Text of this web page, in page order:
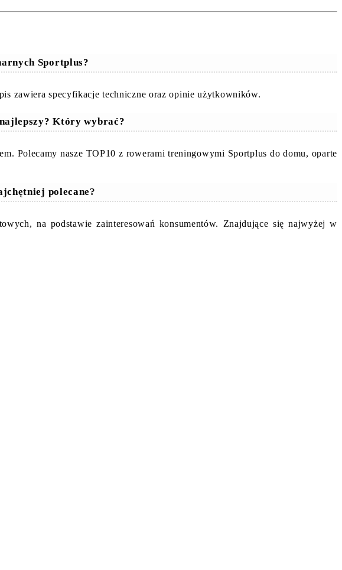
Sportplus?
zawiera specyfikacje techniczne oraz opinie użytkowników.
Który wybrać?
Polecamy nasze TOP10 z rowerami treningowymi Sportplus do domu, oparte
polecane?
na podstawie zainteresowań konsumentów. Znajdujące się najwyżej w